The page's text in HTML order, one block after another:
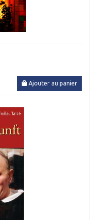
Ajouter au panier